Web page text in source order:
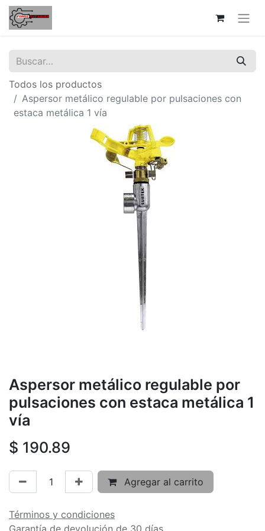
Todos los productos
Aspersor metálico regulable por pulsaciones con
estaca metálica 1 vía
Aspersor metálico regulable por
pulsaciones con estaca metálica 1
vía
$ 190.89
Agregar al carrito
Términos y condiciones
Garantía de devolución de 30 días